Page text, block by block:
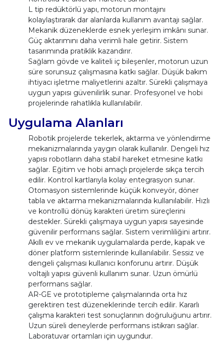
L tip redüktörlü yapı, motorun montajını
kolaylaştırarak dar alanlarda kullanım avantajı sağlar.
Mekanik düzeneklerde esnek yerleşim imkânı sunar.
Güç aktarımını daha verimli hale getirir. Sistem
tasarımında pratiklik kazandırır.
Sağlam gövde ve kaliteli iç bileşenler, motorun uzun
süre sorunsuz çalışmasına katkı sağlar. Düşük bakım
ihtiyacı işletme maliyetlerini azaltır. Sürekli çalışmaya
uygun yapısı güvenilirlik sunar. Profesyonel ve hobi
projelerinde rahatlıkla kullanılabilir.
Uygulama Alanları
Robotik projelerde tekerlek, aktarma ve yönlendirme
mekanizmalarında yaygın olarak kullanılır. Dengeli hız
yapısı robotların daha stabil hareket etmesine katkı
sağlar. Eğitim ve hobi amaçlı projelerde sıkça tercih
edilir. Kontrol kartlarıyla kolay entegrasyon sunar.
Otomasyon sistemlerinde küçük konveyör, döner
tabla ve aktarma mekanizmalarında kullanılabilir. Hızlı
ve kontrollü dönüş karakteri üretim süreçlerini
destekler. Sürekli çalışmaya uygun yapısı sayesinde
güvenilir performans sağlar. Sistem verimliliğini artırır.
Akıllı ev ve mekanik uygulamalarda perde, kapak ve
döner platform sistemlerinde kullanılabilir. Sessiz ve
dengeli çalışması kullanıcı konforunu artırır. Düşük
voltajlı yapısı güvenli kullanım sunar. Uzun ömürlü
performans sağlar.
AR-GE ve prototipleme çalışmalarında orta hız
gerektiren test düzeneklerinde tercih edilir. Kararlı
çalışma karakteri test sonuçlarının doğruluğunu artırır.
Uzun süreli deneylerde performans istikrarı sağlar.
Laboratuvar ortamları için uygundur.